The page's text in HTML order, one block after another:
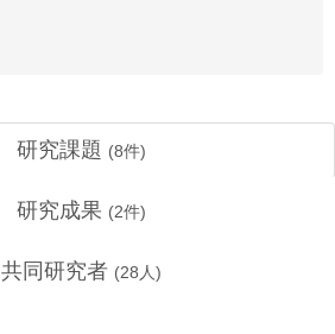
研究課題 (8件)
研究成果 (2件)
共同研究者 (28 人)